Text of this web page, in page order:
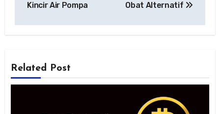
Kincir Air Pompa
Obat Alternatif
Related Post